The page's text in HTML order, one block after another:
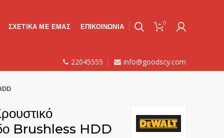
ΣΧΕΤΙΚΑ ΜΕ ΕΜΑΣ ΕΠΙΚΟΙΝΩΝΙΑ 0
22045555 info@goodscy.com
Brushless HDD